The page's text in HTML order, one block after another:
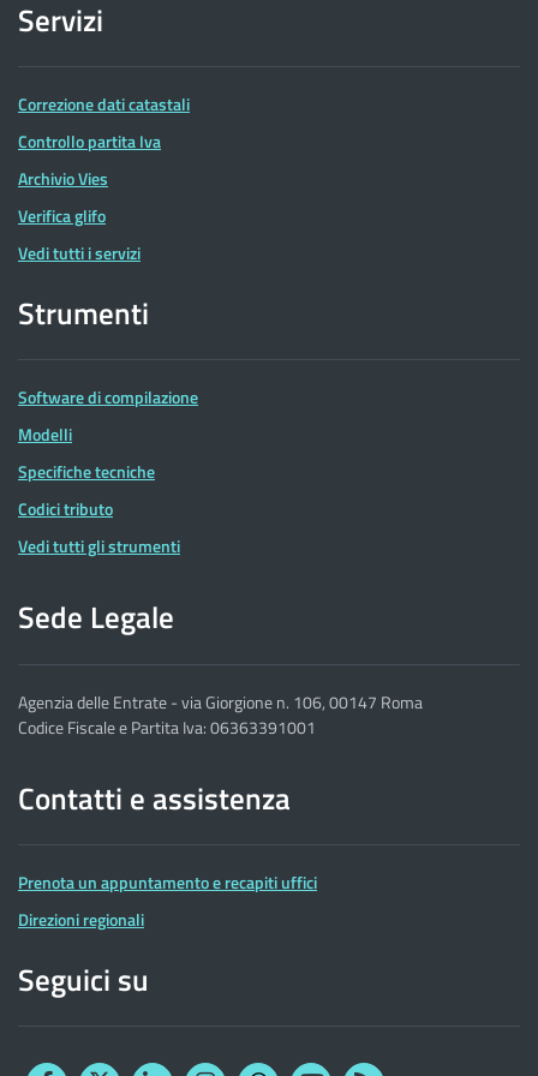
Servizi
Correzione dati catastali
Controllo partita Iva
Archivio Vies
Verifica glifo
Vedi tutti i servizi
Strumenti
Software di compilazione
Modelli
Specifiche tecniche
Codici tributo
Vedi tutti gli strumenti
Sede Legale
Agenzia delle Entrate - via Giorgione n. 106, 00147 Roma
Codice Fiscale e Partita Iva: 06363391001
Contatti e assistenza
Prenota un appuntamento e recapiti uffici
Direzioni regionali
Seguici su